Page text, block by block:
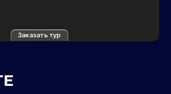
Заказать тур